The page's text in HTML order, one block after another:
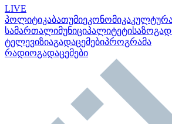
LIVE
პოლიტიკაბათუმიეკონომიკა
სამართალიმუნიციპალიტეტი
ტელევიზიაგადაცემებიპროგრამა
რადიოგადაცემები